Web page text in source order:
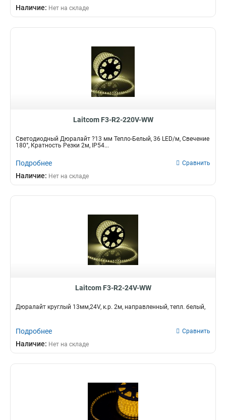
Наличие: Нет на складе
Laitcom F3-R2-220V-WW
Светодиодный Дюралайт ?13 мм Тепло-Белый, 36 LED/м, Свечение
180°, Кратность Резки 2м, IP54...
Подробнее Сравнить
Наличие: Нет на складе
Laitcom F3-R2-24V-WW
Дюралайт круглый 13мм,24V, к.р. 2м, направленный, тепл. белый,
Подробнее Сравнить
Наличие: Нет на складе